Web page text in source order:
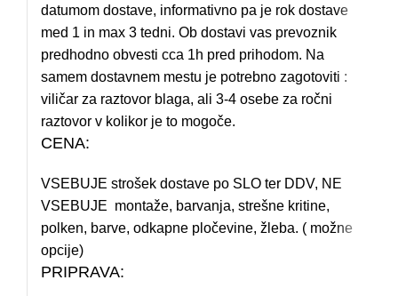
datumom dostave, informativno pa je rok dostave
med 1 in max 3 tedni. Ob dostavi vas prevoznik
predhodno obvesti cca 1h pred prihodom. Na
samem dostavnem mestu je potrebno zagotoviti :
viličar za raztovor blaga, ali 3-4 osebe za ročni
raztovor v kolikor je to mogoče.
CENA:
VSEBUJE strošek dostave po SLO ter DDV, NE
VSEBUJE montaže, barvanja, strešne kritine,
polken, barve, odkapne pločevine, žleba. ( možne
opcije)
PRIPRAVA: